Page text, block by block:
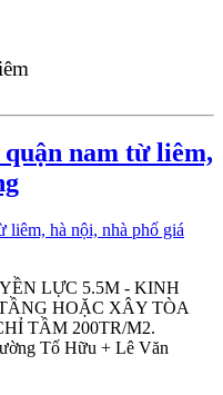
nam từ liêm,
LỰC 5.5M - KINH
HOẶC XÂY TÒA
TẦM 200TR/M2.
Tố Hữu + Lê Văn